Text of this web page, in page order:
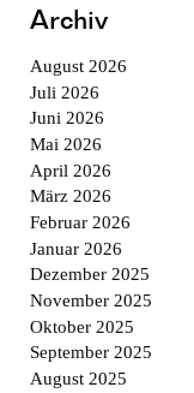
Archiv
August 2026
Juli 2026
Juni 2026
Mai 2026
April 2026
März 2026
Februar 2026
Januar 2026
Dezember 2025
November 2025
Oktober 2025
September 2025
August 2025